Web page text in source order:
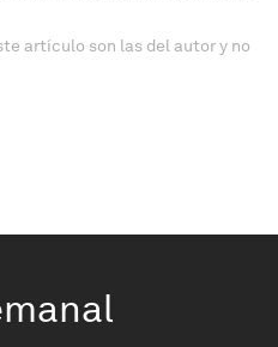
artículo son las del autor y no